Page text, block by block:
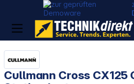
Cullmann Cross CX125